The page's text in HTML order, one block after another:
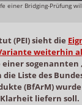
einer Bridging-Prüfung
(PEI) sieht die
weiterhin
sogenannten
Liste des
(BfArM)
liefern soll.